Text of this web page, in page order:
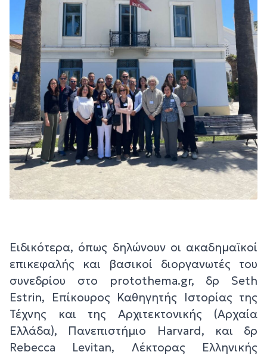
Ειδικότερα, όπως δηλώνουν οι ακαδημαϊκοί
επικεφαλής και βασικοί διοργανωτές του
συνεδρίου στο protothema.gr, δρ Seth
Estrin, Επίκουρος Καθηγητής Ιστορίας της
Τέχνης και της Αρχιτεκτονικής (Αρχαία
Ελλάδα), Πανεπιστήμιο Harvard, και δρ
Rebecca Levitan, Λέκτορας Ελληνικής